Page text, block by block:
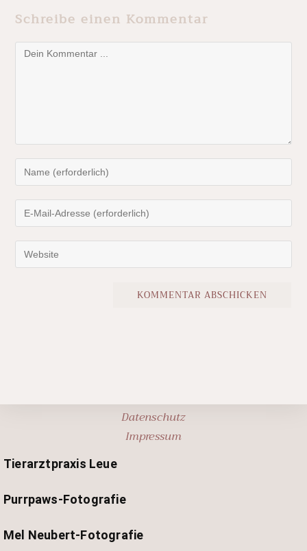
Schreibe einen Kommentar
Datenschutz
Impressum
Tierarztpraxis Leue
Purrpaws-Fotografie
Mel Neubert-Fotografie